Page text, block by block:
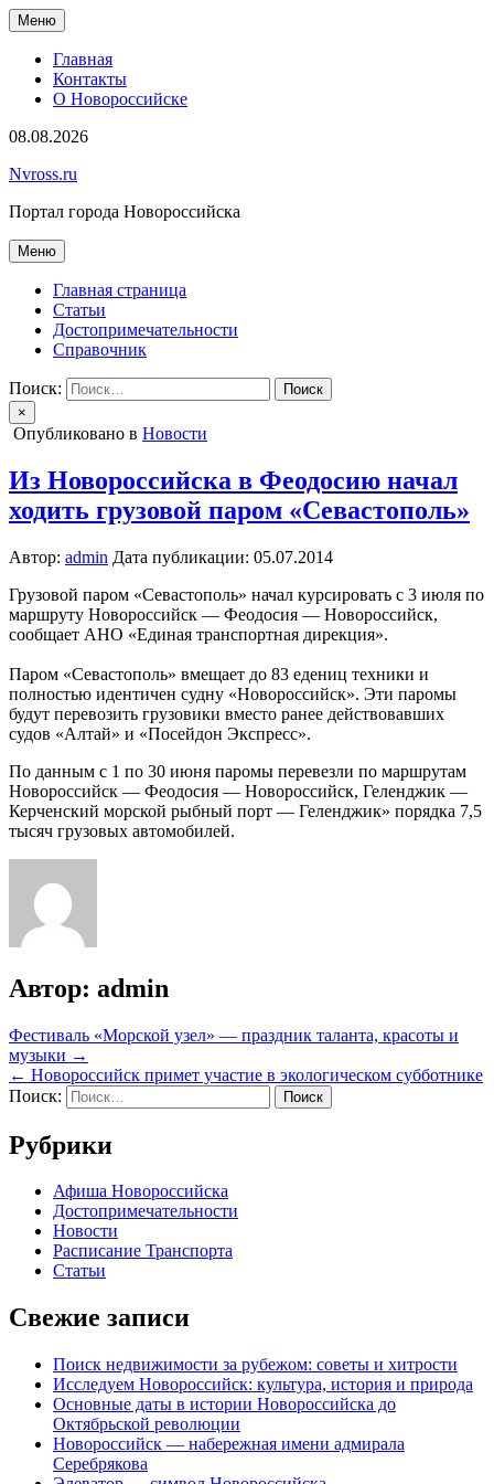
Перейти
к
содержимому
Меню
Главная
Контакты
О Новороссийске
08.08.2026
Nvross.ru
Портал города Новороссийска
Меню
Главная страница
Статьи
Достопримечательности
Справочник
Поиск:
×
Опубликовано в Новости
Из Новороссийска в Феодосию начал
ходить грузовой паром «Севастополь»
Автор: admin Дата публикации: 05.07.2014
Грузовой паром «Севастополь» начал курсировать с 3 июля по
маршруту Новороссийск — Феодосия — Новороссийск,
сообщает АНО «Единая транспортная дирекция».
Паром «Севастополь» вмещает до 83 едениц техники и
полностью идентичен судну «Новороссийск». Эти паромы
будут перевозить грузовики вместо ранее действовавших
судов «Алтай» и «Посейдон Экспресс».
По данным с 1 по 30 июня паромы перевезли по маршрутам
Новороссийск — Феодосия — Новороссийск, Геленджик —
Керченский морской рыбный порт — Геленджик» порядка 7,5
тысяч грузовых автомобилей.
Автор: admin
Навигация
по
записям
Фестиваль «Морской узел» — праздник таланта, красоты и
музыки →
← Новороссийск примет участие в экологическом субботнике
Поиск:
Рубрики
Афиша Новороссийска
Достопримечательности
Новости
Расписание Транспорта
Статьи
Свежие записи
Поиск недвижимости за рубежом: советы и хитрости
Исследуем Новороссийск: культура, история и природа
Основные даты в истории Новороссийска до
Октябрьской революции
Новороссийск — набережная имени адмирала
Серебрякова